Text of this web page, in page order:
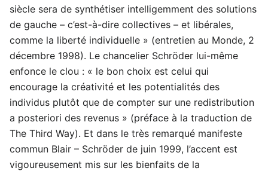
siècle sera de synthétiser intelligemment des solutions
de gauche – c’est-à-dire collectives – et libérales,
comme la liberté individuelle » (entretien au Monde, 2
décembre 1998). Le chancelier Schröder lui-même
enfonce le clou : « le bon choix est celui qui
encourage la créativité et les potentialités des
individus plutôt que de compter sur une redistribution
a posteriori des revenus » (préface à la traduction de
The Third Way). Et dans le très remarqué manifeste
commun Blair – Schröder de juin 1999, l’accent est
vigoureusement mis sur les bienfaits de la